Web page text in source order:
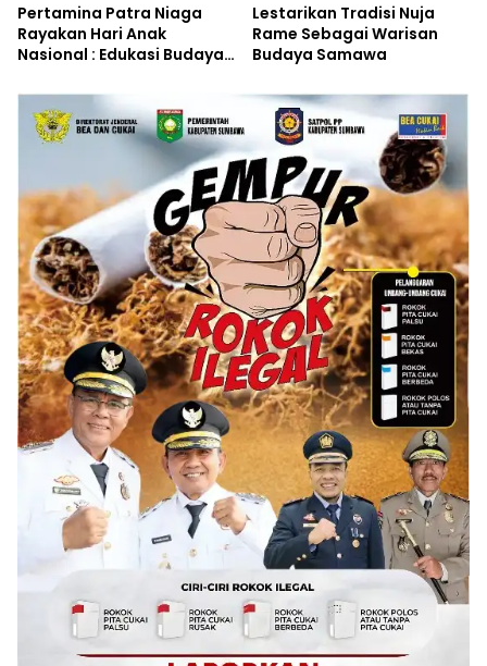
Pertamina Patra Niaga
Rayakan Hari Anak
Nasional : Edukasi Budaya
Lingkungan
Lestarikan Tradisi Nuja
Rame Sebagai Warisan
Budaya Samawa